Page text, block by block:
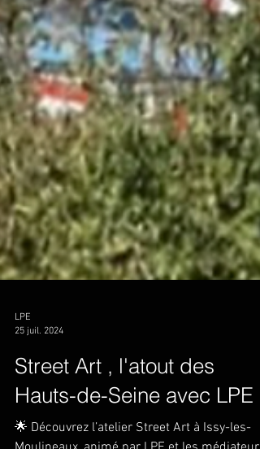
LPE
Street Art , l'atout des